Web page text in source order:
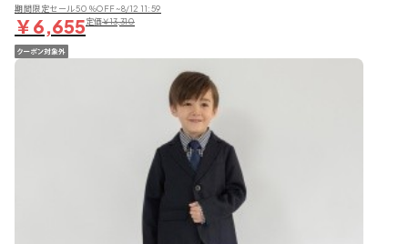
期間限定セール50％OFF~8/12 11:59
￥6,655定価￥13,310